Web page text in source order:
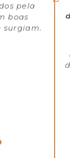
pela
boas
surgiam.